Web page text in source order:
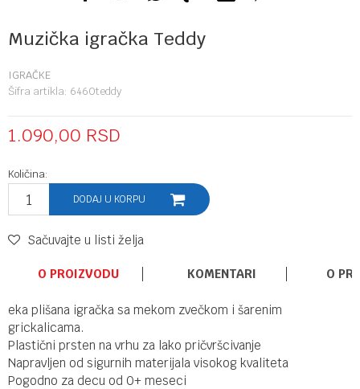
Muzička igračka Teddy
IGRAČKE
Šifra artikla: 6460teddy
1.090,00 RSD
Količina:
DODAJ U KORPU
Sačuvajte u listi želja
O PROIZVODU KOMENTARI O
eka plišana igračka sa mekom zvečkom i šarenim
grickalicama.
Plastični prsten na vrhu za lako pričvršcivanje
Napravljen od sigurnih materijala visokog kvaliteta
Pogodno za decu od 0+ meseci